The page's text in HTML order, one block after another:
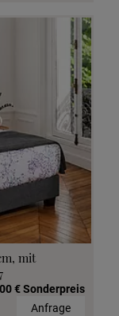
mit
€ Sonderpreis
Anfrage